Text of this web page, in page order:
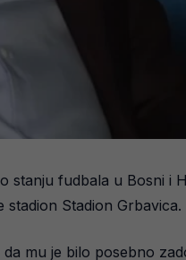
stanju fudbala u Bosni i
stadion Stadion Grbavica.
mu je bilo posebno